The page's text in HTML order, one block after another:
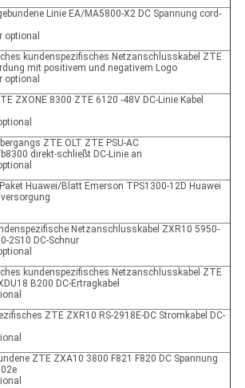
Linie EA/MA5800-X2 DC Spannung cord-
optional
kundenspezifisches Netzanschlusskabel ZTE
mit positivem und negativem Logo
optional
ZXONE 8300 ZTE 6120 -48V DC-Linie Kabel
ZTE OLT ZTE PSU-AC
direkt-schließt DC-Linie an
Huawei/Blatt Emerson TPS1300-12D Huawei
Netzanschlusskabel ZXR10 5950-
2S10 DC-Schnur
kundenspezifisches Netzanschlusskabel ZTE
B200 DC-Ertragkabel
ZTE ZXR10 RS-2918E-DC Stromkabel DC-
ZTE ZXA10 3800 F821 F820 DC Spannung